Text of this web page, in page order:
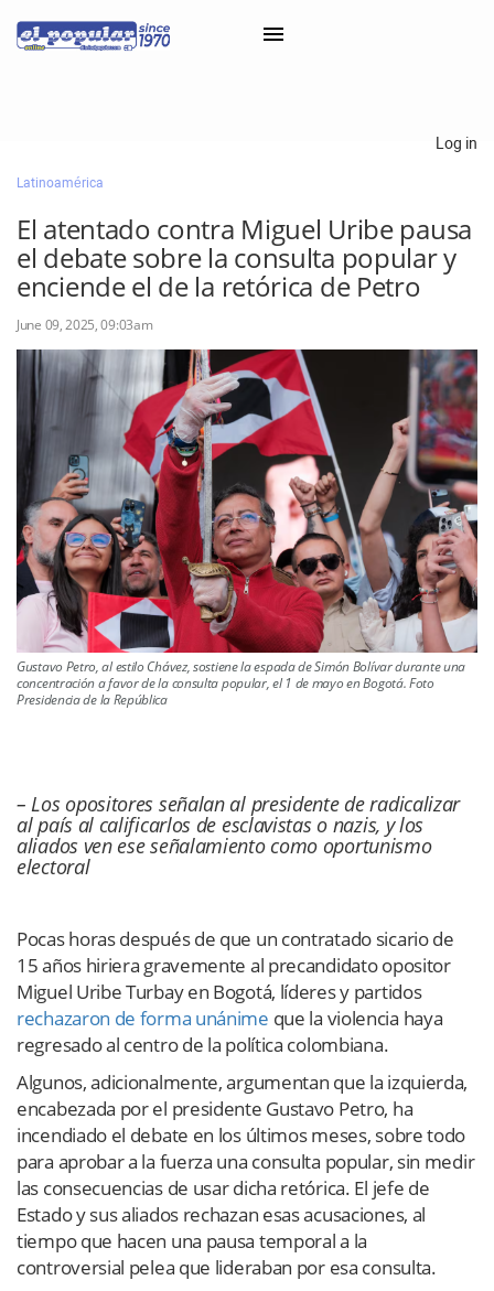
Classifieds
Categorías
Iniciar sesión con Clascal
×
Log in
Latinoamérica
El atentado contra Miguel Uribe pausa
el debate sobre la consulta popular y
enciende el de la retórica de Petro
June 09, 2025, 09:03am
Gustavo Petro, al estilo Chávez, sostiene la espada de Simón Bolívar durante una
concentración a favor de la consulta popular, el 1 de mayo en Bogotá. Foto
Presidencia de la República
– Los opositores señalan al presidente de radicalizar
al país al calificarlos de esclavistas o nazis, y los
aliados ven ese señalamiento como oportunismo
electoral
Pocas horas después de que un contratado sicario de
15 años hiriera gravemente al precandidato opositor
Miguel Uribe Turbay en Bogotá, líderes y partidos
rechazaron de forma unánime que la violencia haya
regresado al centro de la política colombiana.
Algunos, adicionalmente, argumentan que la izquierda,
encabezada por el presidente Gustavo Petro, ha
incendiado el debate en los últimos meses, sobre todo
para aprobar a la fuerza una consulta popular, sin medir
las consecuencias de usar dicha retórica. El jefe de
Estado y sus aliados rechazan esas acusaciones, al
tiempo que hacen una pausa temporal a la
controversial pelea que lideraban por esa consulta.